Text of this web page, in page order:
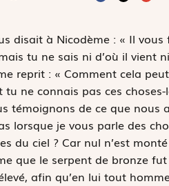
disait à Nicodème : « Il
tu ne sais ni d’où il vient
reprit : « Comment cela
tu ne connais pas ces
témoignons de ce que nous
lorsque je vous parle des
du ciel ? Car nul n’est
que le serpent de bronze
afin qu’en lui tout